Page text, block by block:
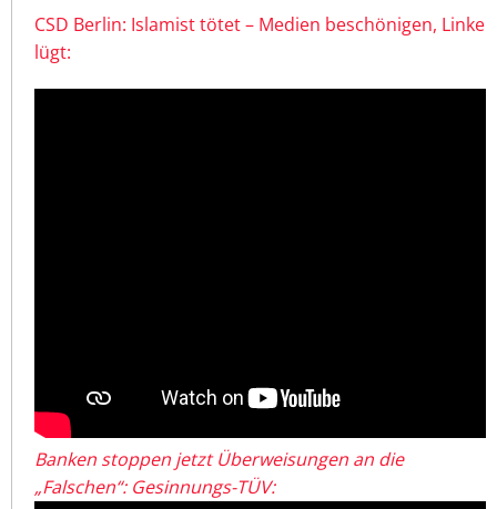
CSD Berlin: Islamist tötet – Medien beschönigen, Linke
lügt:
Banken stoppen jetzt Überweisungen an die
„Falschen“: Gesinnungs-TÜV: